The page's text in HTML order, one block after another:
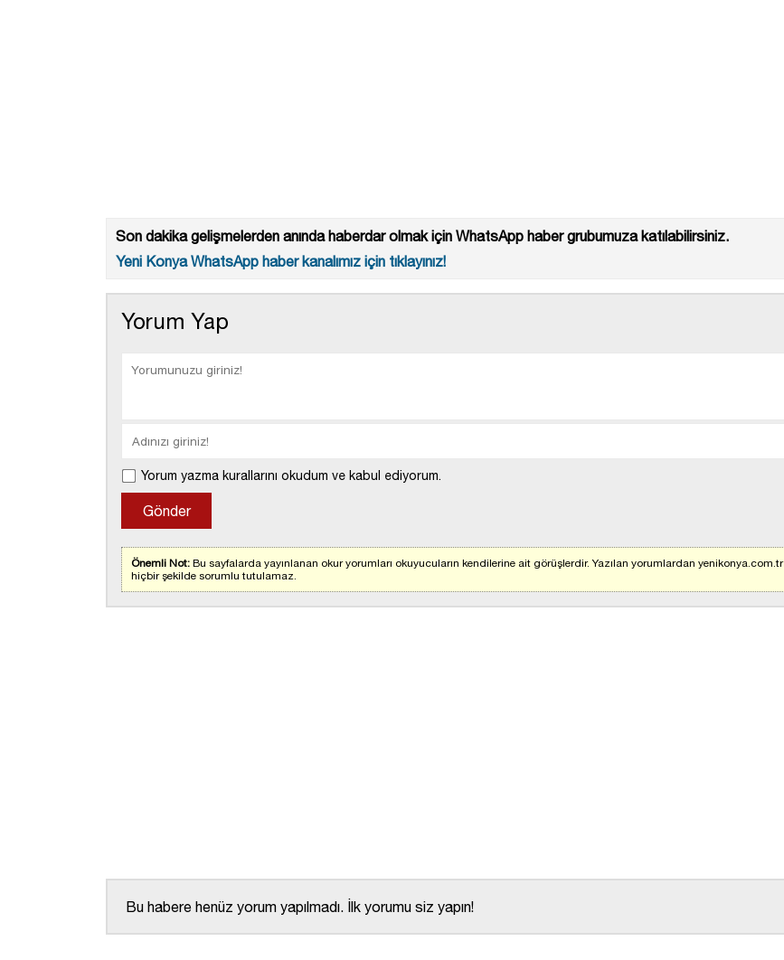
Son dakika gelişmelerden anında haberdar olmak için WhatsApp haber grubumuza katılabilirsiniz.
Yeni Konya WhatsApp haber kanalımız için tıklayınız!
Yorum Yap
Yorum yazma kurallarını okudum ve kabul ediyorum.
Önemli Not: Bu sayfalarda yayınlanan okur yorumları okuyucuların kendilerine ait görüşlerdir. Yazılan yorumlardan yenikonya.com.tr
hiçbir şekilde sorumlu tutulamaz.
Bu habere henüz yorum yapılmadı. İlk yorumu siz yapın!